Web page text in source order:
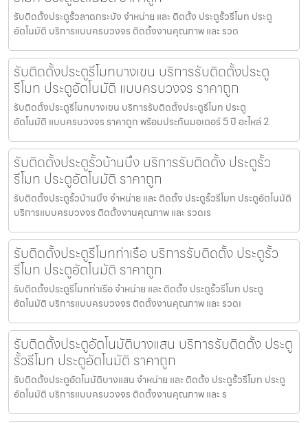
รับติดตั้งประตูรั้วลาดกระบัง จำหน่าย และ ติดตั้ง ประตูรั้วรีโมท ประตู
อัตโนมัติ บริการแบบครบวงจร ติดตั้งงานคุณภาพ และ รวด
รับติดตั้งประตูรีโมทบางเขน บริการรับติดตั้งประตู
รีโมท ประตูอัตโนมัติ แบบครบวงจร ราคาถูก
รับติดตั้งประตูรีโมทบางเขน บริการรับติดตั้งประตูรีโมท ประตู
อัตโนมัติ แบบครบวงจร ราคาถูก พร้อมประกันมอเตอร์ 5 ปี อะไหล่ 2
รับติดตั้งประตูรั้วบ้านบึง บริการรับติดตั้ง ประตูรั้ว
รีโมท ประตูอัตโนมัติ ราคาถูก
รับติดตั้งประตูรั้วบ้านบึง จำหน่าย และ ติดตั้ง ประตูรั้วรีโมท ประตูอัตโนมัติ
บริการแบบครบวงจร ติดตั้งงานคุณภาพ และ รวดเร
รับติดตั้งประตูรีโมทท่าเรือ บริการรับติดตั้ง ประตูรั้ว
รีโมท ประตูอัตโนมัติ ราคาถูก
รับติดตั้งประตูรีโมทท่าเรือ จำหน่าย และ ติดตั้ง ประตูรั้วรีโมท ประตู
อัตโนมัติ บริการแบบครบวงจร ติดตั้งงานคุณภาพ และ รวดเ
รับติดตั้งประตูอัตโนมัติบางแสน บริการรับติดตั้ง ประตู
รั้วรีโมท ประตูอัตโนมัติ ราคาถูก
รับติดตั้งประตูอัตโนมัติบางแสน จำหน่าย และ ติดตั้ง ประตูรั้วรีโมท ประตู
อัตโนมัติ บริการแบบครบวงจร ติดตั้งงานคุณภาพ และ ร